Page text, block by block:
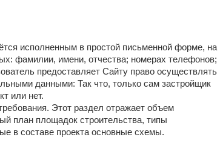
исполненным в простой письменной форме, на
фамилии, имени, отчества; номерах телефонов;
предоставляет Сайту право осуществлять
данными: Так что, только сам застройщик
или нет.
Этот раздел отражает объем
план площадок строительства, типы
в составе проекта основные схемы.